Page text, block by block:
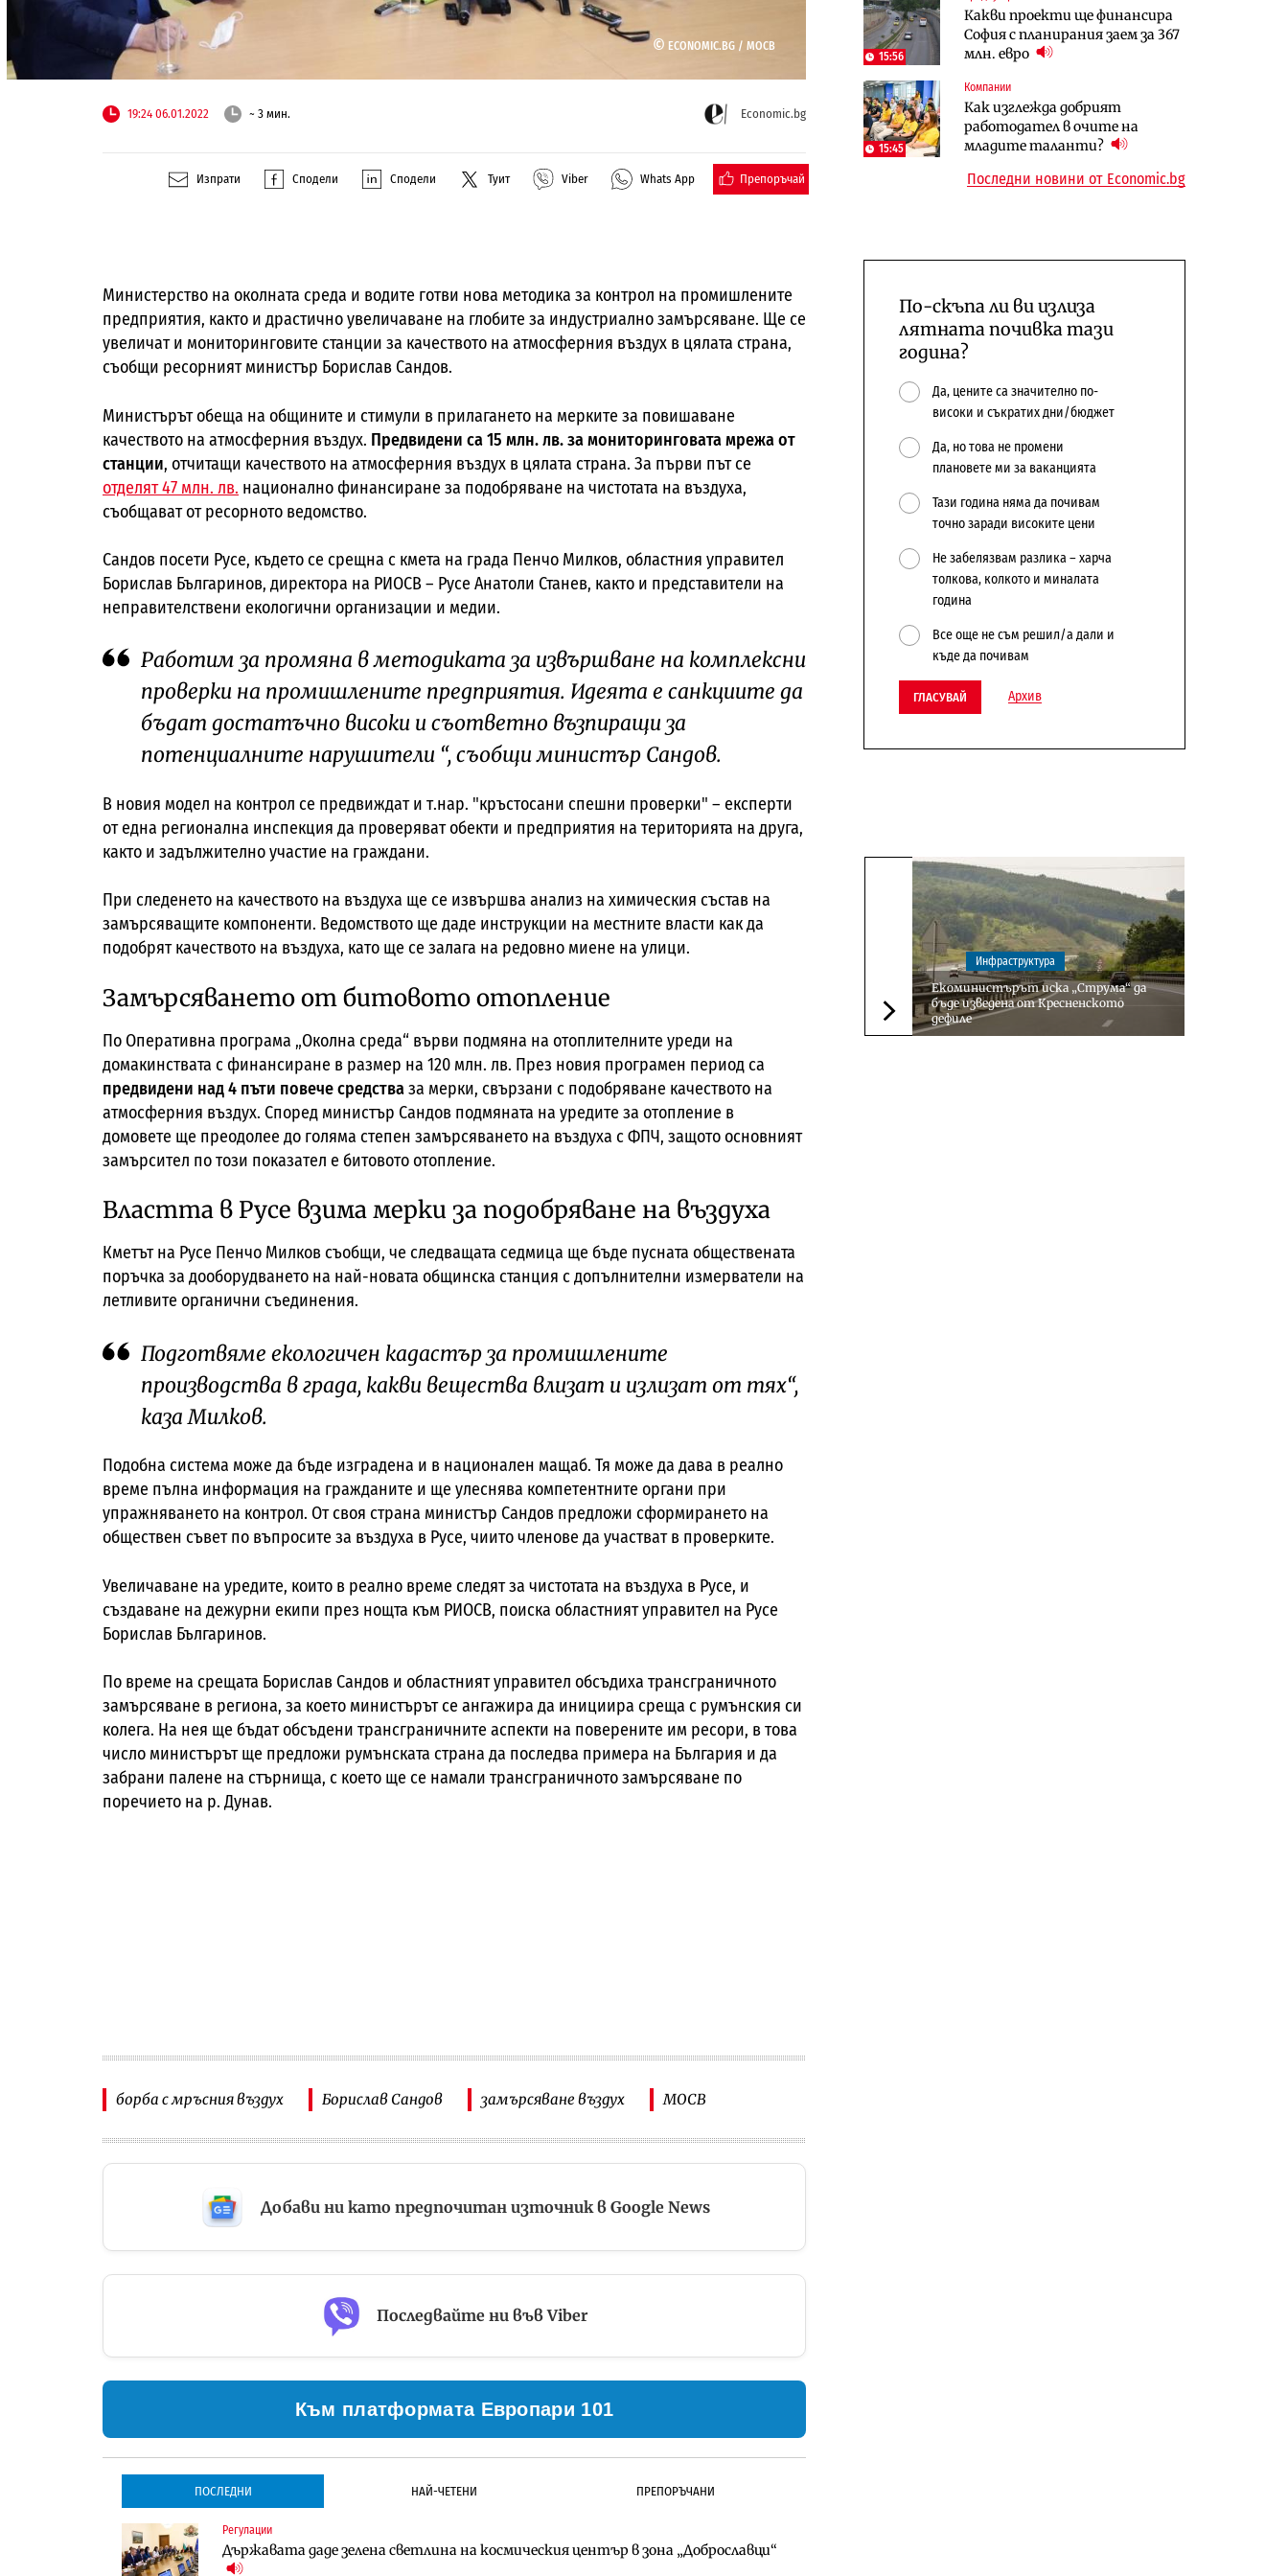
© ECONOMIC.BG / МОСВ
19:24 06.01.2022 ~ 3 мин. Economic.bg
Изпрати Сподели Сподели Туит Viber Whats App Препоръчай
Министерство на околната среда и водите готви нова методика за контрол на промишлените
предприятия, както и драстично увеличаване на глобите за индустриално замърсяване. Ще се
увеличат и мониторинговите станции за качеството на атмосферния въздух в цялата страна,
съобщи ресорният министър Борислав Сандов.
Министърът обеща на общините и стимули в прилагането на мерките за повишаване
качеството на атмосферния въздух. Предвидени са 15 млн. лв. за мониторинговата мрежа от
станции, отчитащи качеството на атмосферния въздух в цялата страна. За първи път се
отделят 47 млн. лв. национално финансиране за подобряване на чистотата на въздуха,
съобщават от ресорното ведомство.
Сандов посети Русе, където се срещна с кмета на града Пенчо Милков, областния управител
Борислав Българинов, директора на РИОСВ – Русе Анатоли Станев, както и представители на
неправителствени екологични организации и медии.
Работим за промяна в методиката за извършване на комплексни
проверки на промишлените предприятия. Идеята е санкциите да
бъдат достатъчно високи и съответно възпиращи за
потенциалните нарушители “, съобщи министър Сандов.
В новия модел на контрол се предвиждат и т.нар. "кръстосани спешни проверки" – експерти
от една регионална инспекция да проверяват обекти и предприятия на територията на друга,
както и задължително участие на граждани.
При следенето на качеството на въздуха ще се извършва анализ на химическия състав на
замърсяващите компоненти. Ведомството ще даде инструкции на местните власти как да
подобрят качеството на въздуха, като ще се залага на редовно миене на улици.
Замърсяването от битовото отопление
По Оперативна програма „Околна среда“ върви подмяна на отоплителните уреди на
домакинствата с финансиране в размер на 120 млн. лв. През новия програмен период са
предвидени над 4 пъти повече средстваза мерки, свързани с подобряване качеството на
атмосферния въздух. Според министър Сандов подмяната на уредите за отопление в
домовете ще преодолее до голяма степен замърсяването на въздуха с ФПЧ, защото основният
замърсител по този показател е битовото отопление.
Властта в Русе взима мерки за подобряване на въздуха
Кметът на Русе Пенчо Милков съобщи, че следващата седмица ще бъде пусната обществената
поръчка за дооборудването на най-новата общинска станция с допълнителни измерватели на
летливите органични съединения.
Подготвяме екологичен кадастър за промишлените
производства в града, какви вещества влизат и излизат от тях“,
каза Милков.
Подобна система може да бъде изградена и в национален мащаб. Тя може да дава в реално
време пълна информация на гражданите и ще улеснява компетентните органи при
упражняването на контрол. От своя страна министър Сандов предложи сформирането на
обществен съвет по въпросите за въздуха в Русе, чиито членове да участват в проверките.
Увеличаване на уредите, които в реално време следят за чистотата на въздуха в Русе, и
създаване на дежурни екипи през нощта към РИОСВ, поиска областният управител на Русе
Борислав Българинов.
По време на срещата Борислав Сандов и областният управител обсъдиха трансграничното
замърсяване в региона, за което министърът се ангажира да инициира среща с румънския си
колега. На нея ще бъдат обсъдени трансграничните аспекти на поверените им ресори, в това
число министърът ще предложи румънската страна да последва примера на България и да
забрани палене на стърнища, с което ще се намали трансграничното замърсяване по
поречието на р. Дунав.
борба с мръсния въздух Борислав Сандов замърсяване въздух МОСВ
Добави ни като предпочитан източник в Google News
Последвайте ни във Viber
Към платформата Европари 101
ПОСЛЕДНИ НАЙ-ЧЕТЕНИ ПРЕПОРЪЧАНИ
Регулации
Държавата даде зелена светлина на космическия център в зона „Доброславци“
Инфраструктура
Проектирането на тунела под Петрохан ще върви паралелно с екологичните
оценки
Инфраструктура
Проектирането на тунела под Петрохан ще върви паралелно с екологичните
оценки
15:56
Какви проекти ще финансира
София с планирания заем за 367
млн. евро
15:45
Компании
Как изглежда добрият
работодател в очите на
младите таланти?
бюджетите си
To:know
цените в лева: Какво
предстои?
Компании
технологичните компании и
системните интегратори
Последни новини от Economic.bg
По-скъпа ли ви излиза
лятната почивка тази
година?
Да, цените са значително по-
високи и съкратих дни/бюджет
Да, но това не промени
плановете ми за ваканцията
Тази година няма да почивам
точно заради високите цени
Не забелязвам разлика – харча
толкова, колкото и миналата
година
Все още не съм решил/а дали и
къде да почивам
ГЛАСУВАЙ Архив
Следваща новина
Инфраструктура
Екоминистърът иска „Струма“ да
бъде изведена от Кресненското
дефиле